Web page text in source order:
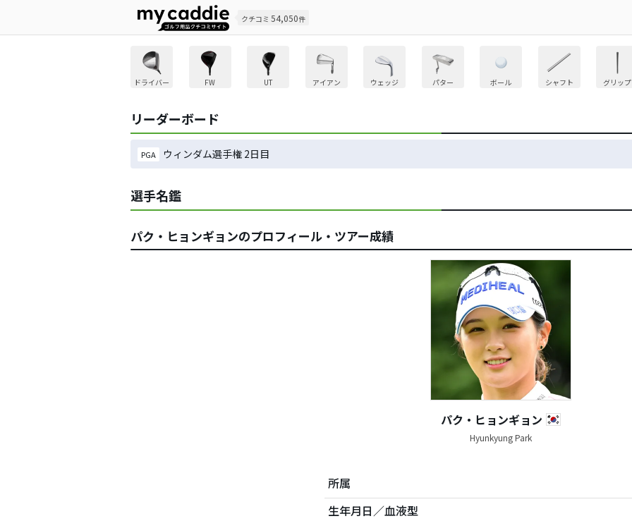
クチコミ 54,050件
ドライバー FW UT アイアン ウェッジ パター ボール シャフト グリップ
リーダーボード
PGA ウィンダム選手権 2日目
選手名鑑
パク・ヒョンギョンのプロフィール・ツアー成績
パク・ヒョンギョン
Hyunkyung Park
所属
生年月日／血液型